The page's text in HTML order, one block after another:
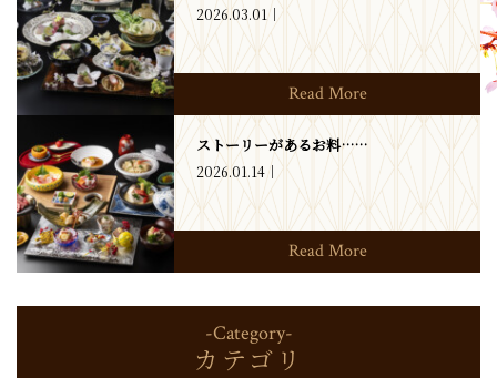
2026.03.01
Read More
ストーリーがあるお料……
2026.01.14
Read More
-Category-
カテゴリ